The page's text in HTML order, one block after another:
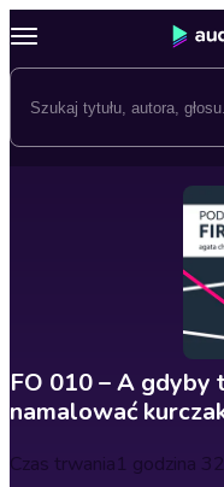
FO 010 – A gdyby
namalować
Czas trwania1 godzina